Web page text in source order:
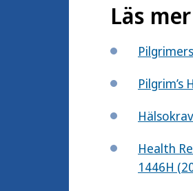
Läs mer
Pilgrim’s
Health
1446H